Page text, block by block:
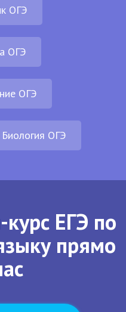
ОГЭ
ОГЭ
ОГЭ
Биология ОГЭ
ЕГЭ по
прямо